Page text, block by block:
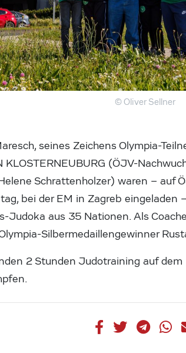
© Oliver Sellner
seines Zeichens Olympia-
KLOSTERNEUBURG (ÖJV-
Schrattenholzer) waren – auf
bei der EM in Zagreb eingeladen
Judoka aus 35 Nationen. Als
Silbermedaillengewinner
2 Stunden Judotraining auf